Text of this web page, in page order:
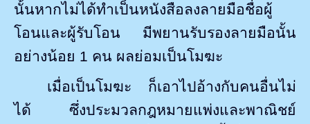
นั้นหากไม่ได้ทำเป็นหนังสือลงลายมือชื่อผู้
โอนและผู้รับโอน มีพยานรับรองลายมือนั้น
อย่างน้อย 1 คน ผลย่อมเป็นโมฆะ
เมื่อเป็นโมฆะ ก็เอาไปอ้างกับคนอื่นไม่
ได้ ซึ่งประมวลกฎหมายแพ่งและพาณิชย์